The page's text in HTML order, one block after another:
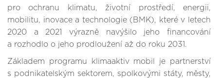
pro ochranu klimatu, životní prostředí, energii,
mobilitu, inovace a technologie (BMK), které v letech
2020 a 2021 výrazně navýšilo jeho financování
a rozhodlo o jeho prodloužení až do roku 2031.
Základem programu klimaaktiv mobil je partnerství
s podnikatelským sektorem, spolkovými státy, městy,